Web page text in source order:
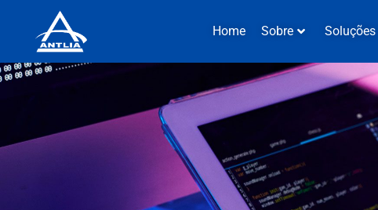
Home Sobre Soluções